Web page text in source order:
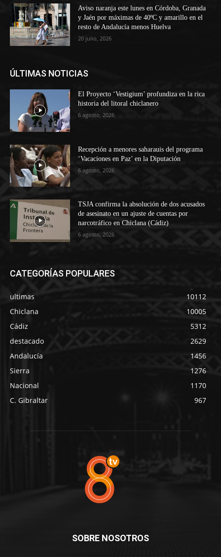
Aviso naranja este lunes en Córdoba, Granada
y Jaén por máximas de 40ºC y amarillo en el
resto de Andalucía menos Huelva
20 julio, 2026
ÚLTIMAS NOTICIAS
El Proyecto ‘Vestigium’ profundiza en la rica
historia del litoral chiclanero
6 agosto, 2026
Recepción a menores saharauis del programa
‘Vacaciones en Paz’ en la Diputación
6 agosto, 2026
TSJA confirma la absolución de dos acusados
de asesinato en un ajuste de cuentas por
narcotráfico en Chiclana (Cádiz)
6 agosto, 2026
CATEGORÍAS POPULARES
ultimas
10112
Chiclana
10005
Cádiz
5312
destacado
2629
Andalucía
1456
Sierra
1276
Nacional
1170
C. Gibraltar
967
SOBRE NOSOTROS